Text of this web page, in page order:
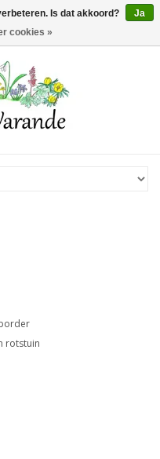
>0 Artikelen - €0,00
rotstuin
Is dat akkoord?
Ja
cookies »